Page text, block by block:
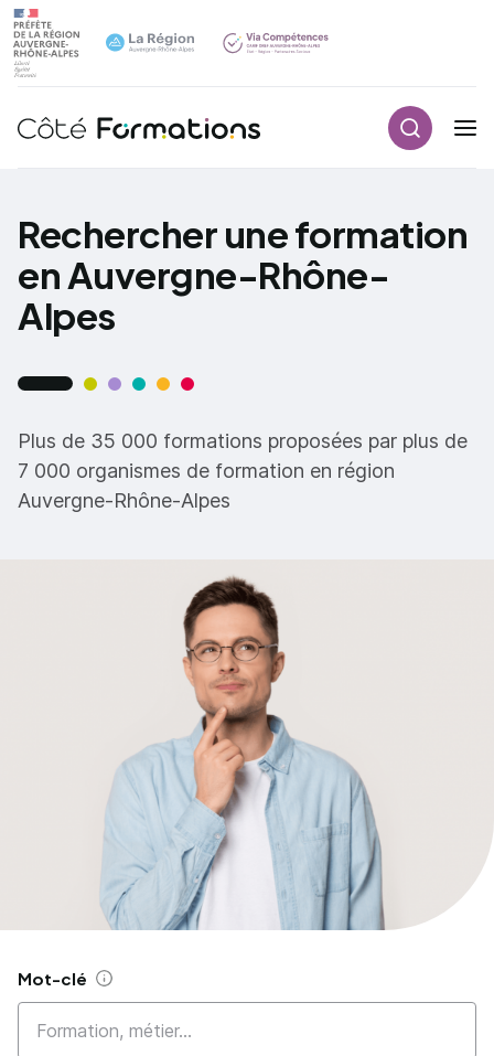
Navigation principale
Rechercher une formation
en Auvergne-Rhône-
Alpes
Plus de 35 000 formations proposées par plus de
7 000 organismes de formation en région
Auvergne-Rhône-Alpes
Mot-clé Aide